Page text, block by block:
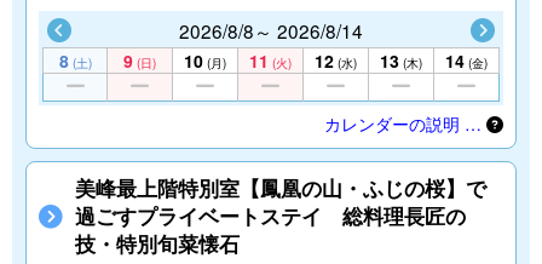
2026/8/8～ 2026/8/14
8 (土) 9 (日) 10 (月) 11 (火) 12 (水) 13 (木) 14 (金)
カレンダーの説明 …
美峰最上階特別室【鳳凰の山・ふじの桜】で
過ごすプライベートステイ 総料理長匠の
技・特別旬菜懐石